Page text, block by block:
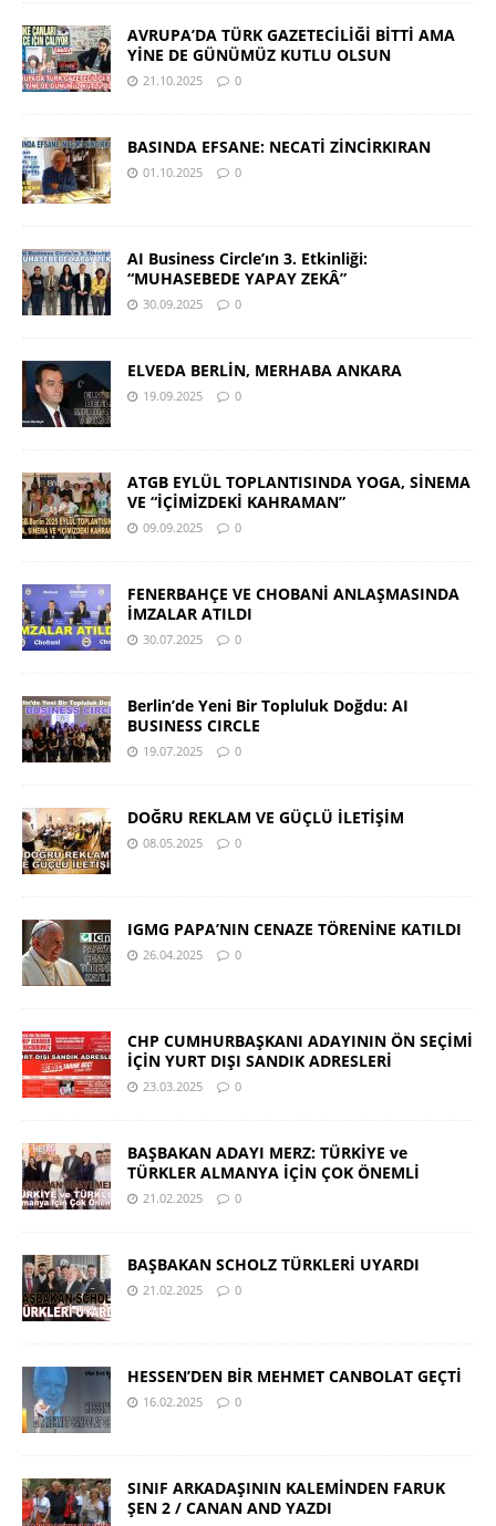
AVRUPA’DA TÜRK GAZETECİLİĞİ BİTTİ AMA
YİNE DE GÜNÜMÜZ KUTLU OLSUN
21.10.2025 0
BASINDA EFSANE: NECATİ ZİNCİRKIRAN
01.10.2025 0
AI Business Circle’ın 3. Etkinliği:
“MUHASEBEDE YAPAY ZEKÂ”
30.09.2025 0
ELVEDA BERLİN, MERHABA ANKARA
19.09.2025 0
ATGB EYLÜL TOPLANTISINDA YOGA, SİNEMA
VE “İÇİMİZDEKİ KAHRAMAN”
09.09.2025 0
FENERBAHÇE VE CHOBANİ ANLAŞMASINDA
İMZALAR ATILDI
30.07.2025 0
Berlin’de Yeni Bir Topluluk Doğdu: AI
BUSINESS CIRCLE
19.07.2025 0
DOĞRU REKLAM VE GÜÇLÜ İLETİŞİM
08.05.2025 0
IGMG PAPA’NIN CENAZE TÖRENİNE KATILDI
26.04.2025 0
CHP CUMHURBAŞKANI ADAYININ ÖN SEÇİMİ
İÇİN YURT DIŞI SANDIK ADRESLERİ
23.03.2025 0
BAŞBAKAN ADAYI MERZ: TÜRKİYE ve
TÜRKLER ALMANYA İÇİN ÇOK ÖNEMLİ
21.02.2025 0
BAŞBAKAN SCHOLZ TÜRKLERİ UYARDI
21.02.2025 0
HESSEN’DEN BİR MEHMET CANBOLAT GEÇTİ
16.02.2025 0
SINIF ARKADAŞININ KALEMİNDEN FARUK
ŞEN 2 / CANAN AND YAZDI